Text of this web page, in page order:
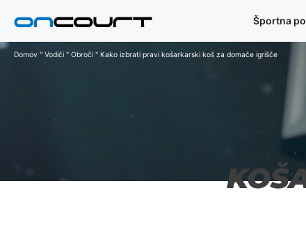
Športna
Domov " Vodiči " Obroči " Kako izbrati pravi košarkarski koš za domače igrišče